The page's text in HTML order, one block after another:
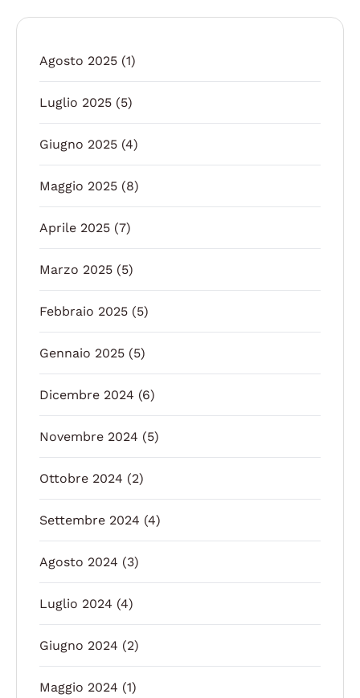
Agosto 2025 (1)
Luglio 2025 (5)
Giugno 2025 (4)
Maggio 2025 (8)
Aprile 2025 (7)
Marzo 2025 (5)
Febbraio 2025 (5)
Gennaio 2025 (5)
Dicembre 2024 (6)
Novembre 2024 (5)
Ottobre 2024 (2)
Settembre 2024 (4)
Agosto 2024 (3)
Luglio 2024 (4)
Giugno 2024 (2)
Maggio 2024 (1)